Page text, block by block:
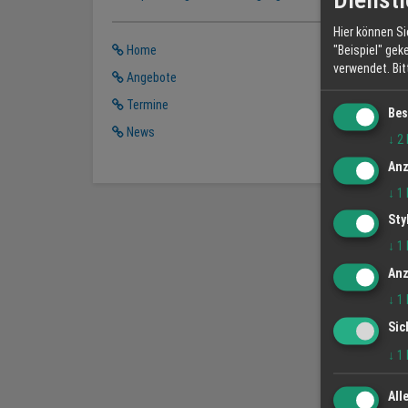
Home
Angebote
Termine
News
Hier können
"Beispiel"
verwendet.
↓ 2
↓ 1
↓ 1
↓ 1
↓ 1